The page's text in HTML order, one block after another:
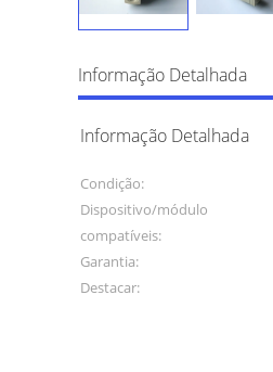
Informação Detalhada
Informação Detalhada
Condição:
Dispositivo/módulo
compatíveis:
Garantia:
Destacar: